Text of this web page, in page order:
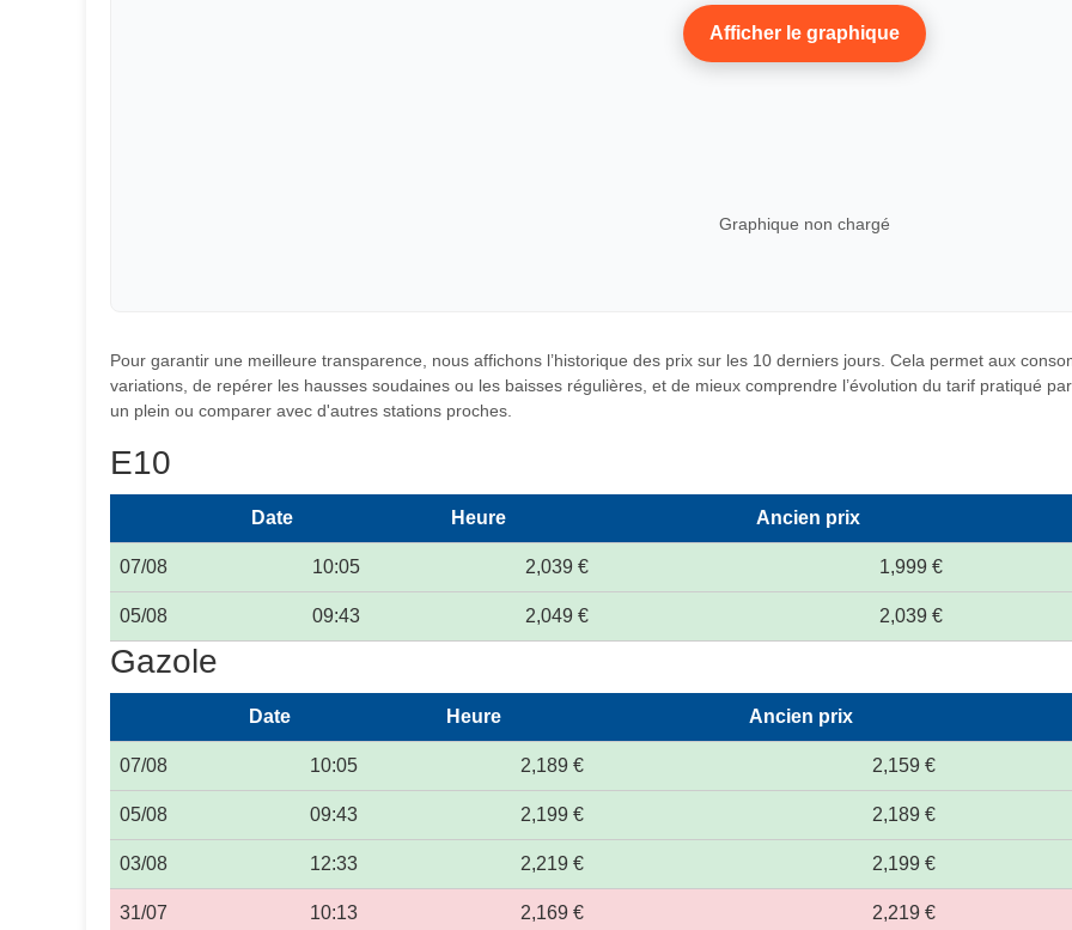
Afficher le graphique
Graphique non chargé
Pour garantir une meilleure transparence, nous affichons l’historique des prix sur les 10 derniers jours. Cela permet aux
variations, de repérer les hausses soudaines ou les baisses régulières, et de mieux comprendre l’évolution du tarif pratiqué
un plein ou comparer avec d'autres stations proches.
E10
Date Heure Ancien prix
07/08 10:05 2,039 € 1,999 €
05/08 09:43 2,049 € 2,039 €
Gazole
Date Heure Ancien prix
07/08 10:05 2,189 € 2,159 €
05/08 09:43 2,199 € 2,189 €
03/08 12:33 2,219 € 2,199 €
31/07 10:13 2,169 € 2,219 €